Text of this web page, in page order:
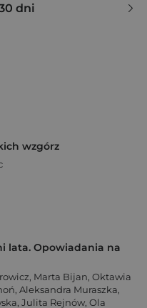
dni
wzgórz
lata. Opowiadania na
, Marta Bijan, Oktawia
, Aleksandra Muraszka,
, Julita Rejnów, Ola